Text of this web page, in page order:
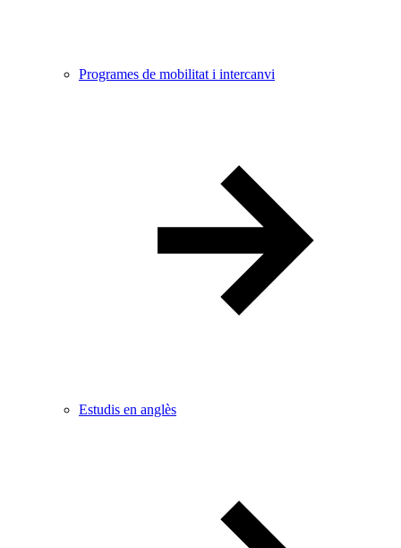
Programes de mobilitat i intercanvi
Estudis en anglès